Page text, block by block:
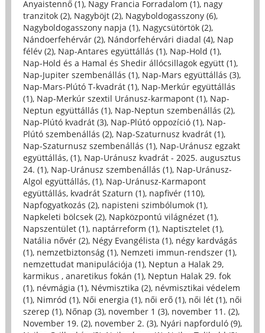
Anyaistennő (1), Nagy Francia Forradalom (1), nagy
tranzitok (2), Nagyböjt (2), Nagyboldogasszony (6),
Nagyboldogasszony napja (1), Nagycsütörtök (2),
Nándoerfehérvár (2), Nándorfehérvári diadal (4), Nap
félév (2), Nap-Antares együttállás (1), Nap-Hold (1),
Nap-Hold és a Hamal és Shedir állócsillagok együtt (1),
Nap-Jupiter szembenállás (1), Nap-Mars együttállás (3),
Nap-Mars-Plútó T-kvadrát (1), Nap-Merkúr együttállás
(1), Nap-Merkúr szextil Uránusz-karmapont (1), Nap-
Neptun együttállás (1), Nap-Neptun szembenállás (2),
Nap-Plútó kvadrát (3), Nap-Plútó oppozíció (1), Nap-
Plútó szembenállás (2), Nap-Szaturnusz kvadrát (1),
Nap-Szaturnusz szembenállás (1), Nap-Uránusz egzakt
együttállás, (1), Nap-Uránusz kvadrát - 2025. augusztus
24. (1), Nap-Uránusz szembenállás (1), Nap-Uránusz-
Algol együttállás, (1), Nap-Uránusz-Karmapont
együttállás, kvadrát Szaturn (1), napfivér (110),
Napfogyatkozás (2), napisteni szimbólumok (1),
Napkeleti bölcsek (2), Napközpontú világnézet (1),
Napszentület (1), naptárreform (1), Naptisztelet (1),
Natália nővér (2), Négy Evangélista (1), négy kardvágás
(1), nemzetbiztonság (1), Nemzeti immun-rendszer (1),
nemzettudat manipulációja (1), Neptun a Halak 29,
karmikus , anaretikus fokán (1), Neptun Halak 29. fok
(1), névmágia (1), Névmisztika (2), névmisztikai védelem
(1), Nimród (1), Női energia (1), női erő (1), női lét (1), női
szerep (1), Nőnap (3), november 1 (3), november 11. (2),
November 19. (2), november 2. (3), Nyári napforduló (9),